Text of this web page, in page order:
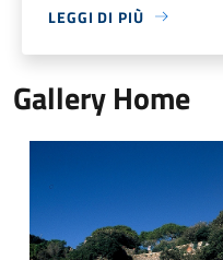
LEGGI DI PIÙ
Gallery Home